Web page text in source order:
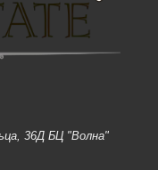
36Д БЦ "Волна"